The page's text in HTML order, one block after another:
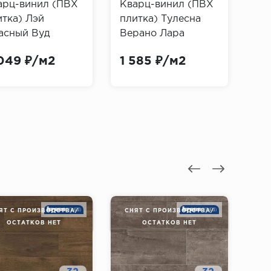
винил (ПВХ
Лэй
Вуд
Red Wood
₽/м2
Кварц-винил (ПВХ
плитка) Тулесна
Верано Лара
Lara)
1 585 ₽/м2
С ПРОИЗВОДСТВА/
ОСТАТКОВ НЕТ
СНЯТ С ПРОИЗВОДСТВА/
ОСТАТКОВ НЕТ